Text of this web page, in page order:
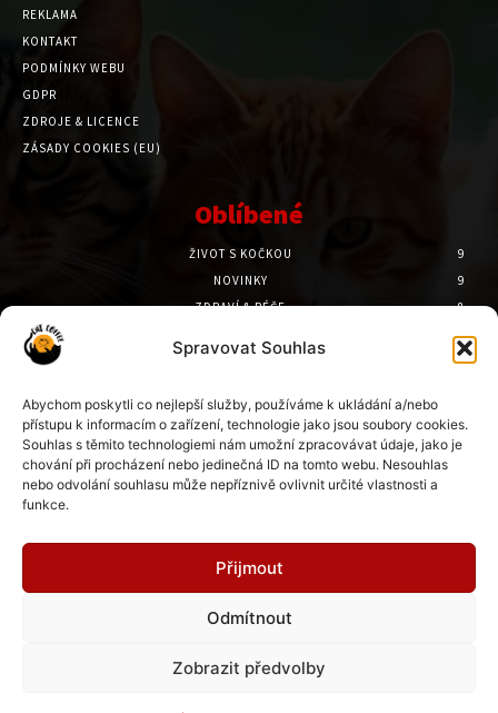
Spravovat Souhlas
Abychom poskytli co nejlepší služby, používáme k ukládání a/nebo
přístupu k informacím o zařízení, technologie jako jsou soubory cookies.
Souhlas s těmito technologiemi nám umožní zpracovávat údaje, jako je
chování při procházení nebo jedinečná ID na tomto webu. Nesouhlas
nebo odvolání souhlasu může nepříznivě ovlivnit určité vlastnosti a
funkce.
Přijmout
Odmítnout
Zobrazit předvolby
REKLAMA
KONTAKT
PODMÍNKY WEBU
GDPR
ZDROJE & LICENCE
ZÁSADY COOKIES (EU)
Oblíbené
ŽIVOT S KOČKOU
9
NOVINKY
9
ZDRAVÍ & PÉČE
8
7
6
Doporučené
Kočky u Apolináře rozdělují veřejnost.
22. 7. 2026